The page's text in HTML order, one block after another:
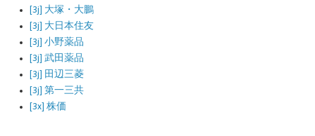
[3j] 大塚・大鵬
[3j] 大日本住友
[3j] 小野薬品
[3j] 武田薬品
[3j] 田辺三菱
[3j] 第一三共
[3x] 株価